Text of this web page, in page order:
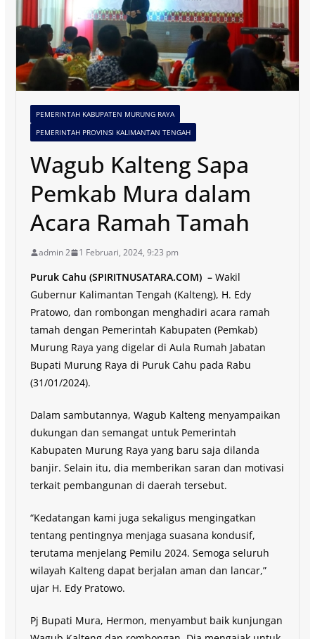
PEMERINTAH KABUPATEN MURUNG RAYA
PEMERINTAH PROVINSI KALIMANTAN TENGAH
Wagub Kalteng Sapa
Pemkab Mura dalam
Acara Ramah Tamah
admin 2 1 Februari, 2024, 9:23 pm
Puruk Cahu (SPIRITNUSATARA.COM) –Wakil
Gubernur Kalimantan Tengah (Kalteng), H. Edy
Pratowo, dan rombongan menghadiri acara ramah
tamah dengan Pemerintah Kabupaten (Pemkab)
Murung Raya yang digelar di Aula Rumah Jabatan
Bupati Murung Raya di Puruk Cahu pada Rabu
(31/01/2024).
Dalam sambutannya, Wagub Kalteng menyampaikan
dukungan dan semangat untuk Pemerintah
Kabupaten Murung Raya yang baru saja dilanda
banjir. Selain itu, dia memberikan saran dan motivasi
terkait pembangunan di daerah tersebut.
“Kedatangan kami juga sekaligus mengingatkan
tentang pentingnya menjaga suasana kondusif,
terutama menjelang Pemilu 2024. Semoga seluruh
wilayah Kalteng dapat berjalan aman dan lancar,”
ujar H. Edy Pratowo.
Pj Bupati Mura, Hermon, menyambut baik kunjungan